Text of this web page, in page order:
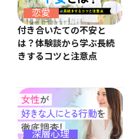
恋愛
付き合いたての不安と
は？体験談から学ぶ長続
きするコツと注意点
深層心理